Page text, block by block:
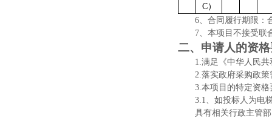
C）
6、合同履行期限 ：
7、本项目不接受联
二、申请人的资
1.满足《中华人民
2.落实政府采购政
3.本项目的特定资格
3.1、如投标人为电
具有相关行政主管